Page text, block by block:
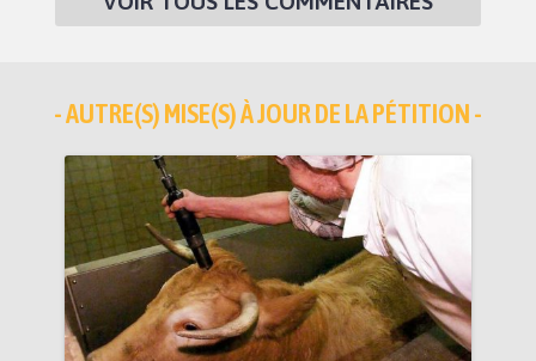
- AUTRE(S) MISE(S) À JOUR DE LA PÉTITION -